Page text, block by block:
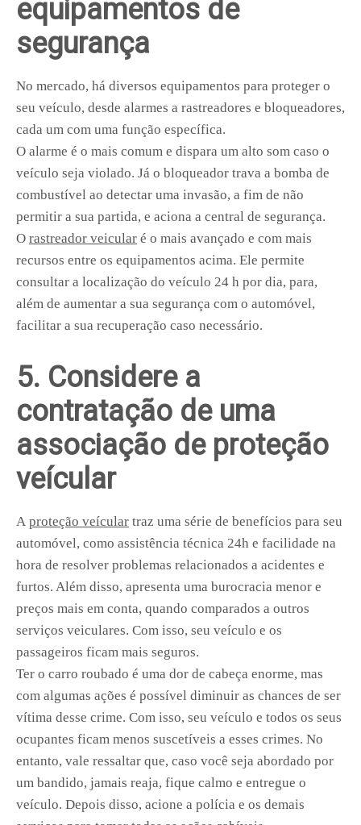
equipamentos de
segurança
No mercado, há diversos equipamentos para proteger o
seu veículo, desde alarmes a rastreadores e bloqueadores,
cada um com uma função específica.
O alarme é o mais comum e dispara um alto som caso o
veículo seja violado. Já o bloqueador trava a bomba de
combustível ao detectar uma invasão, a fim de não
permitir a sua partida, e aciona a central de segurança.
O rastreador veicular é o mais avançado e com mais
recursos entre os equipamentos acima. Ele permite
consultar a localização do veículo 24 h por dia, para,
além de aumentar a sua segurança com o automóvel,
facilitar a sua recuperação caso necessário.
5. Considere a
contratação de uma
associação de proteção
veícular
A proteção veícular traz uma série de benefícios para seu
automóvel, como assistência técnica 24h e facilidade na
hora de resolver problemas relacionados a acidentes e
furtos. Além disso, apresenta uma burocracia menor e
preços mais em conta, quando comparados a outros
serviços veiculares. Com isso, seu veículo e os
passageiros ficam mais seguros.
Ter o carro roubado é uma dor de cabeça enorme, mas
com algumas ações é possível diminuir as chances de ser
vítima desse crime. Com isso, seu veículo e todos os seus
ocupantes ficam menos suscetíveis a esses crimes. No
entanto, vale ressaltar que, caso você seja abordado por
um bandido, jamais reaja, fique calmo e entregue o
veículo. Depois disso, acione a polícia e os demais